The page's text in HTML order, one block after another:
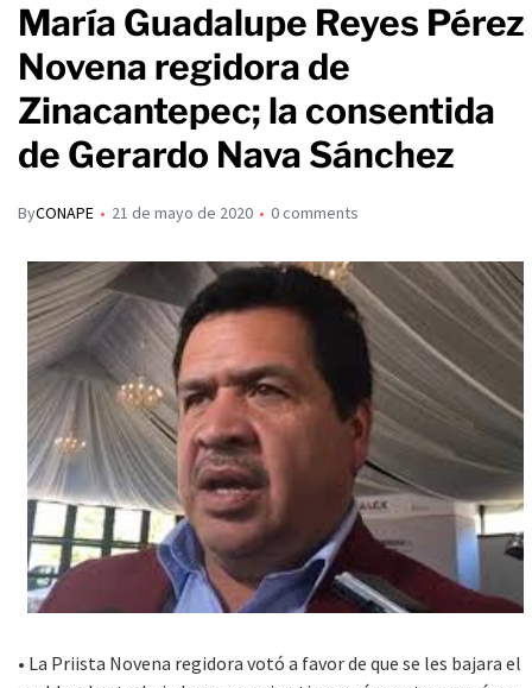
María Guadalupe Reyes Pérez
Novena regidora de
Zinacantepec; la consentida
de Gerardo Nava Sánchez
ByCONAPE 21 de mayo de 2020 0 comments
• La Priista Novena regidora votó a favor de que se les bajara el